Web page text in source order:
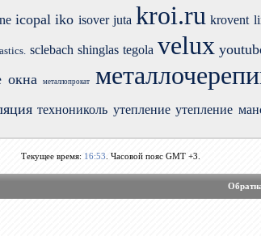
icopal iko isover juta kroi.ru krovent
sclebach shinglas tegola velux
окна металлопрокат
технониколь утепление утепление
Текущее время: 16:53 . Часовой пояс GMT +3.